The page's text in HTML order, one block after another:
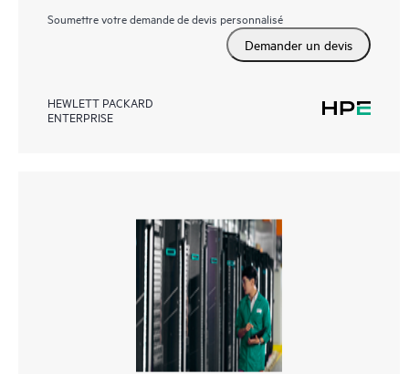
Soumettre votre demande de devis personnalisé
Demander un devis
HEWLETT PACKARD
ENTERPRISE